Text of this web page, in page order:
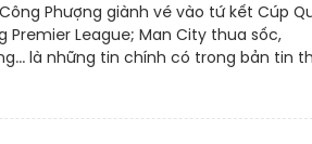
Phượng giành vé vào tứ kết Cúp
League; Man City thua sốc,
là những tin chính có trong bản tin